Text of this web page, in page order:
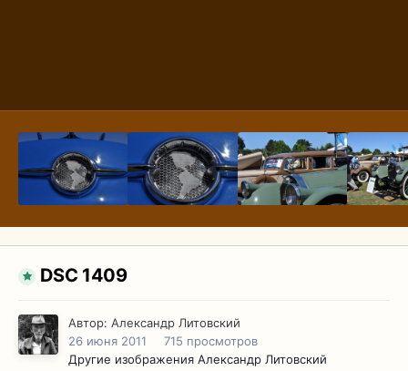
DSC 1409
Автор: Александр Литовский
26 июня 2011
715 просмотров
Другие изображения Александр Литовский